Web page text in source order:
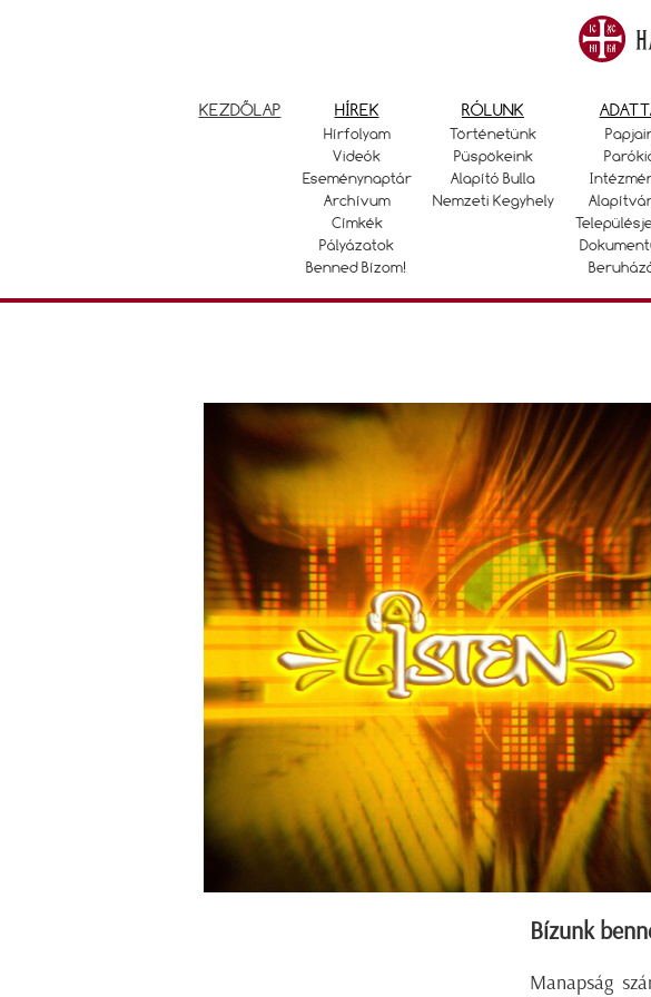
KEZDŐLAP HÍREK
Hírfolyam
Videók
Eseménynaptár
Archívum
Címkék
Pályázatok
Benned Bízom!
RÓLUNK
Történetünk
Püspökeink
Alapító Bulla
Nemzeti Kegyhely
Bízunk
Manapság